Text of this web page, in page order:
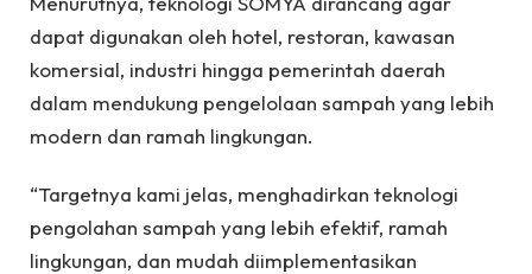
dapat digunakan oleh hotel, restoran, kawasan
komersial, industri hingga pemerintah daerah
dalam mendukung pengelolaan sampah yang lebih
modern dan ramah lingkungan.
“Targetnya kami jelas, menghadirkan teknologi
pengolahan sampah yang lebih efektif, ramah
lingkungan, dan mudah diimplementasikan